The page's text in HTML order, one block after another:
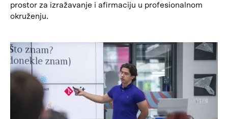
prostor za izražavanje i afirmaciju u profesionalnom
okruženju.